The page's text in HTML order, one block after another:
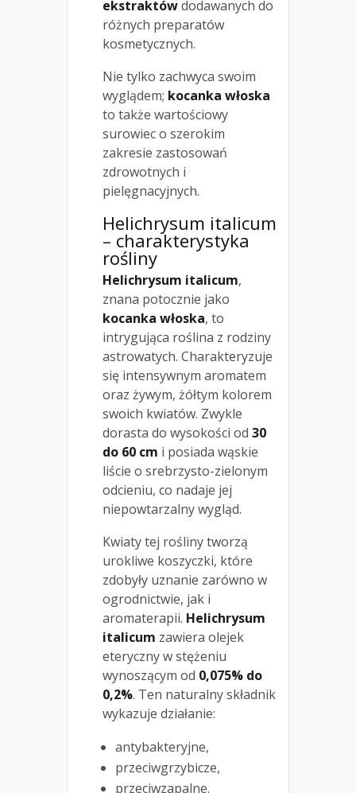
ekstraktówdodawanych do
różnych preparatów
kosmetycznych.
Nie tylko zachwyca swoim
wyglądem; kocanka włoska
to także wartościowy
surowiec o szerokim
zakresie zastosowań
zdrowotnych i
pielęgnacyjnych.
Helichrysum italicum
– charakterystyka
rośliny
Helichrysum italicum,
znana potocznie jako
kocanka włoska, to
intrygująca roślina z rodziny
astrowatych. Charakteryzuje
się intensywnym aromatem
oraz żywym, żółtym kolorem
swoich kwiatów. Zwykle
dorasta do wysokości od 30
do 60 cm i posiada wąskie
liście o srebrzysto-zielonym
odcieniu, co nadaje jej
niepowtarzalny wygląd.
Kwiaty tej rośliny tworzą
urokliwe koszyczki, które
zdobyły uznanie zarówno w
ogrodnictwie, jak i
aromaterapii. Helichrysum
italicum zawiera olejek
eteryczny w stężeniu
wynoszącym od 0,075% do
0,2%. Ten naturalny składnik
wykazuje działanie:
antybakteryjne,
przeciwgrzybicze,
przeciwzapalne.